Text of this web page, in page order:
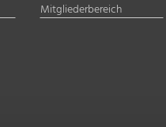
Mitgliederbereich